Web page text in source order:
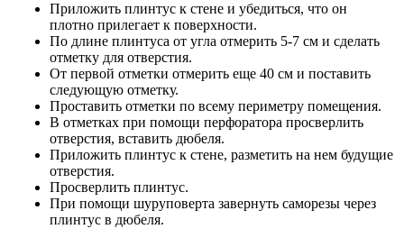
Приложить плинтус к стене и убедиться, что он
плотно прилегает к поверхности.
По длине плинтуса от угла отмерить 5-7 см и сделать
отметку для отверстия.
От первой отметки отмерить еще 40 см и поставить
следующую отметку.
Проставить отметки по всему периметру помещения.
В отметках при помощи перфоратора просверлить
отверстия, вставить дюбеля.
Приложить плинтус к стене, разметить на нем будущие
отверстия.
Просверлить плинтус.
При помощи шуруповерта завернуть саморезы через
плинтус в дюбеля.